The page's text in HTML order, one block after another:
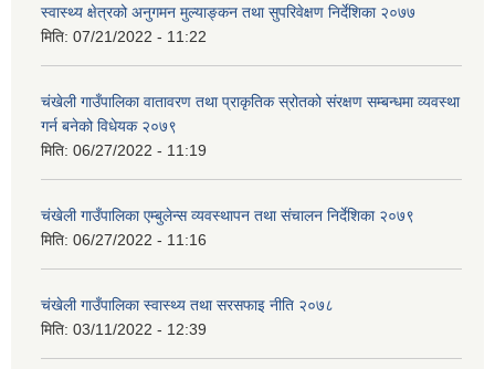
स्वास्थ्य क्षेत्रको अनुगमन मुल्याङ्कन तथा सुपरिवेक्षण निर्देशिका २०७७
मिति: 07/21/2022 - 11:22
चंखेली गाउँपालिका वातावरण तथा प्राकृतिक स्रोतको संरक्षण सम्बन्धमा व्यवस्था
गर्न बनेको विधेयक २०७९
मिति: 06/27/2022 - 11:19
चंखेली गाउँपालिका एम्बुलेन्स व्यवस्थापन तथा संचालन निर्देशिका २०७९
मिति: 06/27/2022 - 11:16
चंखेली गाउँपालिका स्वास्थ्य तथा सरसफाइ नीति २०७८
मिति: 03/11/2022 - 12:39